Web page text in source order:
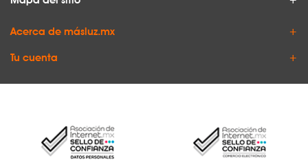
Acerca de másluz.mx
Tu cuenta